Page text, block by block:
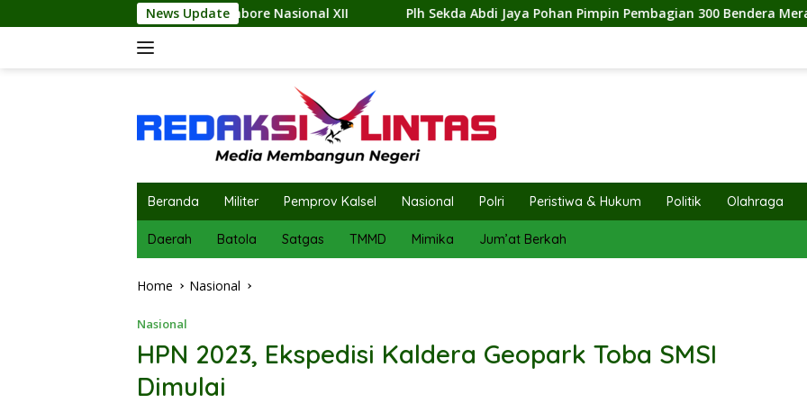
to
News UpdatePlh Sekda Abdi Jaya Pohan Pimpin Pembagian 300 Bendera Merah Putih, Pemkab Labuhanbatu
Beranda Militer Pemprov Kalsel Nasional Polri Peristiwa & Hukum Politik Olahraga
Daerah Batola Satgas TMMD Mimika Jum’at Berkah
Home Nasional
Nasional
HPN 2023, Ekspedisi Kaldera Geopark Toba SMSI
Dimulai